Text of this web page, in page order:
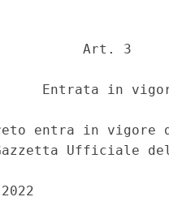
Art. 3
Entrata in
entra in vigore
Ufficiale